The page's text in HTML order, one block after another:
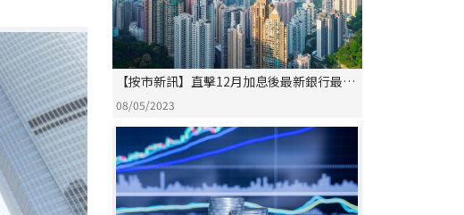
【按市新訊】直擊12月加息後最新銀行最優
惠利率(P)變化詳情
08/05/2023